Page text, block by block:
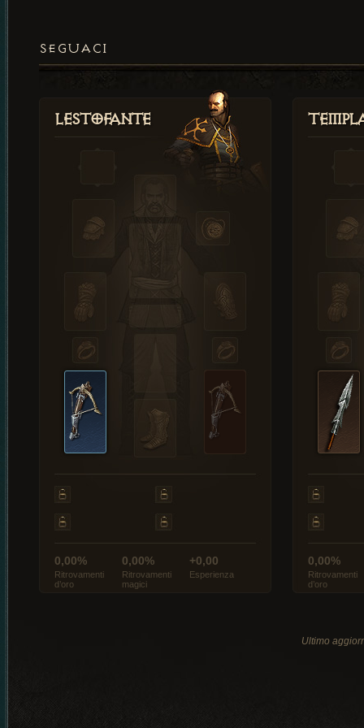
SEGUACI
Lestofante
0,00%
Ritrovamenti
d’oro
0,00%
Ritrovamenti
magici
+0,00
Esperienza
0,00%
Ritrovamenti
d’oro
Ultimo